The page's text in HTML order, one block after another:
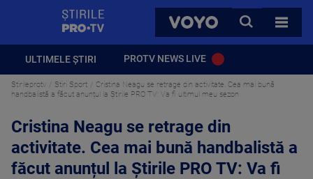
VOYO
CAUTA
TOATE
ULTIMELE ȘTIRI PROTV NEWS LIVE
Stirileprotv Stiri Sport
Cristina Neagu se retrage din activitate. Cea mai bună
handbalistă a făcut anunțul la Știrile PRO TV: Va fi ultimul meu sezon
Cristina Neagu se retrage din
activitate. Cea mai bună handbalistă a
făcut anunțul la Știrile PRO TV: Va fi